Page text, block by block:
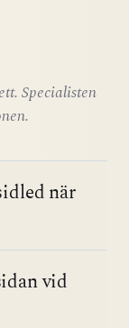
. Specialisten
när
vid